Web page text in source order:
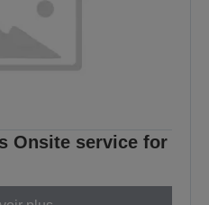
Onsite service for